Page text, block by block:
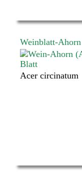
Weinblatt-Ahorn
Acer circinatum